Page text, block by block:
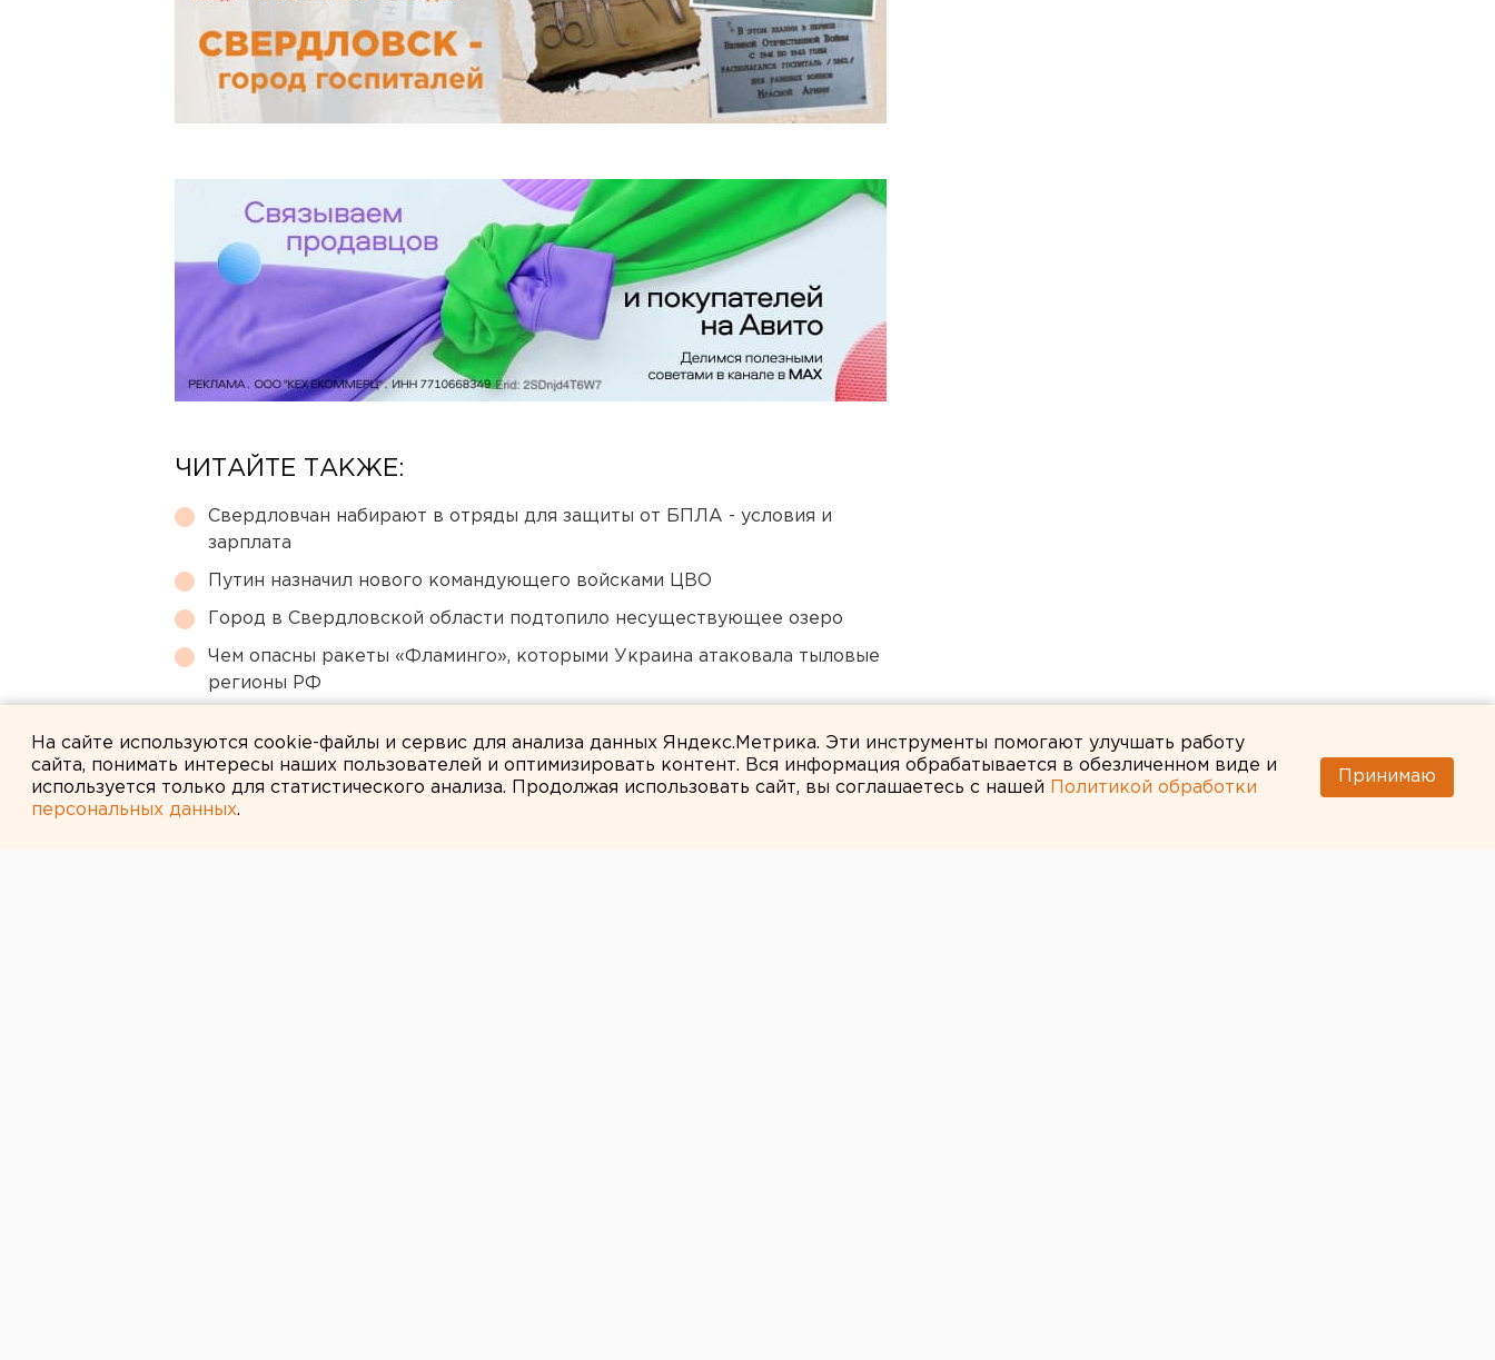
ЧИТАЙТЕ ТАКЖЕ:
Свердловчан набирают в отряды для защиты от БПЛА - условия и
зарплата
Путин назначил нового командующего войсками ЦВО
Город в Свердловской области подтопило несуществующее озеро
Чем опасны ракеты «Фламинго», которыми Украина атаковала тыловые
регионы РФ
На сайте используются cookie-файлы и сервис для анализа данных Яндекс.Метрика. Эти инструменты помогают улучшать работу
сайта, понимать интересы наших пользователей и оптимизировать контент. Вся информация обрабатывается в обезличенном виде и
используется только для статистического анализа. Продолжая использовать сайт, вы соглашаетесь с нашей
Политикой обработки
персональных данных.
Принимаю